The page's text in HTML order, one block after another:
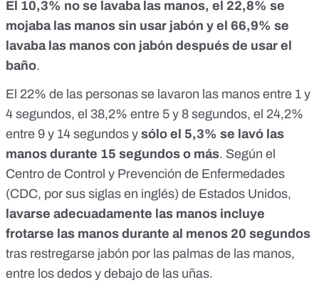
El 10,3% no se lavaba las manos, el 22,8% se
mojaba las manos sin usar jabón y el 66,9% se
lavaba las manos con jabón después de usar el
baño.
El 22% de las personas se lavaron las manos entre 1 y
4 segundos, el 38,2% entre 5 y 8 segundos, el 24,2%
entre 9 y 14 segundos y sólo el 5,3% se lavó las
manos durante 15 segundos o más. Según el
Centro de Control y Prevención de Enfermedades
(CDC, por sus siglas en inglés) de Estados Unidos,
lavarse adecuadamente las manos incluye
frotarse las manos durante al menos 20 segundos
tras restregarse jabón por las palmas de las manos,
entre los dedos y debajo de las uñas.